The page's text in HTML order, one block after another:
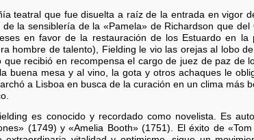
teatral que fue disuelta a raíz de la entrada en vigor
la sensiblería de la «Pamela» de Richardson que
en favor de la restauración de los Estuardo en la
hombre de talento), Fielding le vio las orejas al lobo
recibió en recompensa el cargo de juez de paz de
buena mesa y al vino, la gota y otros achaques le
a Lisboa en busca de la curación en un clima más
es conocido y recordado como novelista. Es
(1749) y «Amelia Booth» (1751). El éxito de